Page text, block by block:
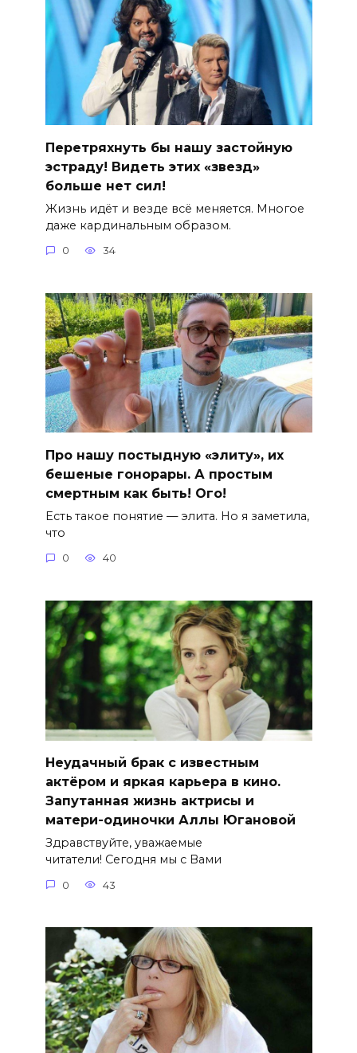
Перетряхнуть бы нашу застойную
эстраду! Видеть этих «звезд»
больше нет сил!
Жизнь идёт и везде всё меняется. Многое
даже кардинальным образом.
0 34
Про нашу постыдную «элиту», их
бешеные гонорары. А простым
смертным как быть! Ого!
Есть такое понятие — элита. Но я заметила,
что
0 40
Неудачный брак с известным
актёром и яркая карьера в кино.
Запутанная жизнь актрисы и
матери-одиночки Аллы Югановой
Здравствуйте, уважаемые
читатели! Сегодня мы с Вами
0 43